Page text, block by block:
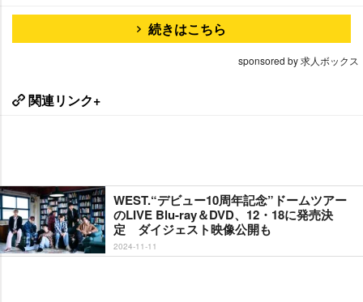
続きはこちら
sponsored by 求人ボックス
関連リンク+
WEST.“デビュー10周年記念”ドームツアー
のLIVE Blu-ray＆DVD、12・18に発売決
定 ダイジェスト映像公開も
2024-11-11